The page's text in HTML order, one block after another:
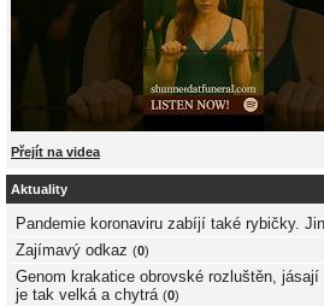
Přejít na videa
Aktuality
Pandemie koronaviru zabíjí také rybičky.
Zajímavý odkaz (0)
Genom krakatice obrovské rozluštěn,
je tak velká a chytrá (0)